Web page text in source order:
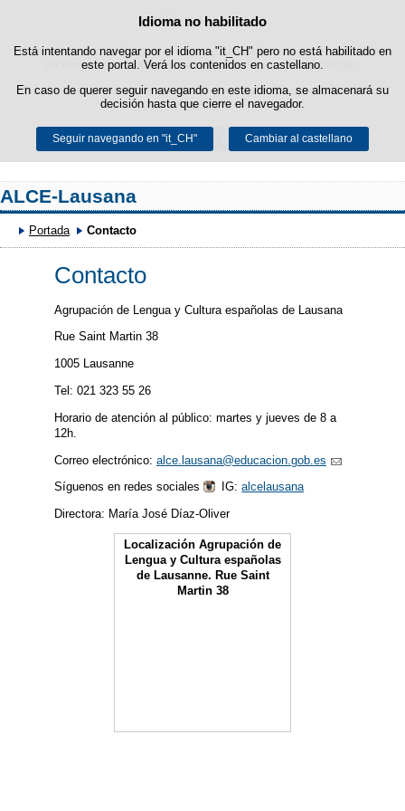
Política de cookies
Esta web utiliza cookies propias para facilitar la navegación y cookies
de terceros para obtener estadísticas de uso y satisfacción.
Puede obtener más información en el apartado "Cookies" de nuestro
aviso legal.
Aceptar Rechazar
Idioma no habilitado
Está intentando navegar por el idioma "it_CH" pero no está habilitado en
este portal. Verá los contenidos en castellano.
En caso de querer seguir navegando en este idioma, se almacenará su
decisión hasta que cierre el navegador.
Seguir navegando en "it_CH" Cambiar al castellano
Saltar al contenido
ALCE-Lausana
Portada Contacto
Contacto
Agrupación de Lengua y Cultura españolas de Lausana
Rue Saint Martin 38
1005 Lausanne
Tel: 021 323 55 26
Horario de atención al público: martes y jueves de 8 a
12h.
Correo electrónico: alce.lausana@educacion.gob.es
Síguenos en redes sociales
IG:alcelausana
Directora: María José Díaz-Oliver
Localización Agrupación de
Lengua y Cultura españolas
de Lausanne. Rue Saint
Martin 38